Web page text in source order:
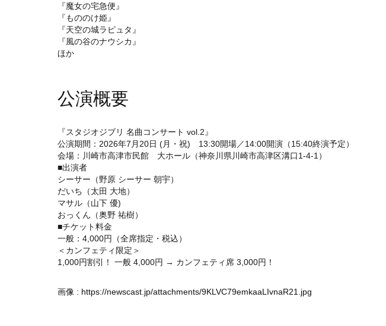
『魔女の宅急便』
『もののけ姫』
『天空の城ラピュタ』
『風の谷のナウシカ』
ほか
公演概要
『スタジオジブリ 名曲コンサート vol.2』
公演期間：2026年7月20日 (月・祝) 13:30開場／14:00開演（15:40終演予定）
会場：川崎市高津市民館 大ホール（神奈川県川崎市高津区溝口1-4-1）
■出演者
シーサー（野原 シーサー 朝宇）
だいち（太田 大地）
マサル（山下 優)
おっくん（奥野 祐樹）
■チケット料金
一般：4,000円（全席指定・税込）
＜カンフェティ限定＞
1,000円割引！ 一般 4,000円 → カンフェティ席 3,000円！
画像 : https://newscast.jp/attachments/9KLVC79emkaaLIvnaR21.jpg